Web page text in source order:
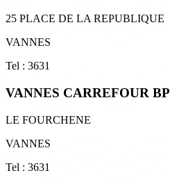
25 PLACE DE LA REPUBLIQUE
VANNES
Tel : 3631
VANNES CARREFOUR BP
LE FOURCHENE
VANNES
Tel : 3631